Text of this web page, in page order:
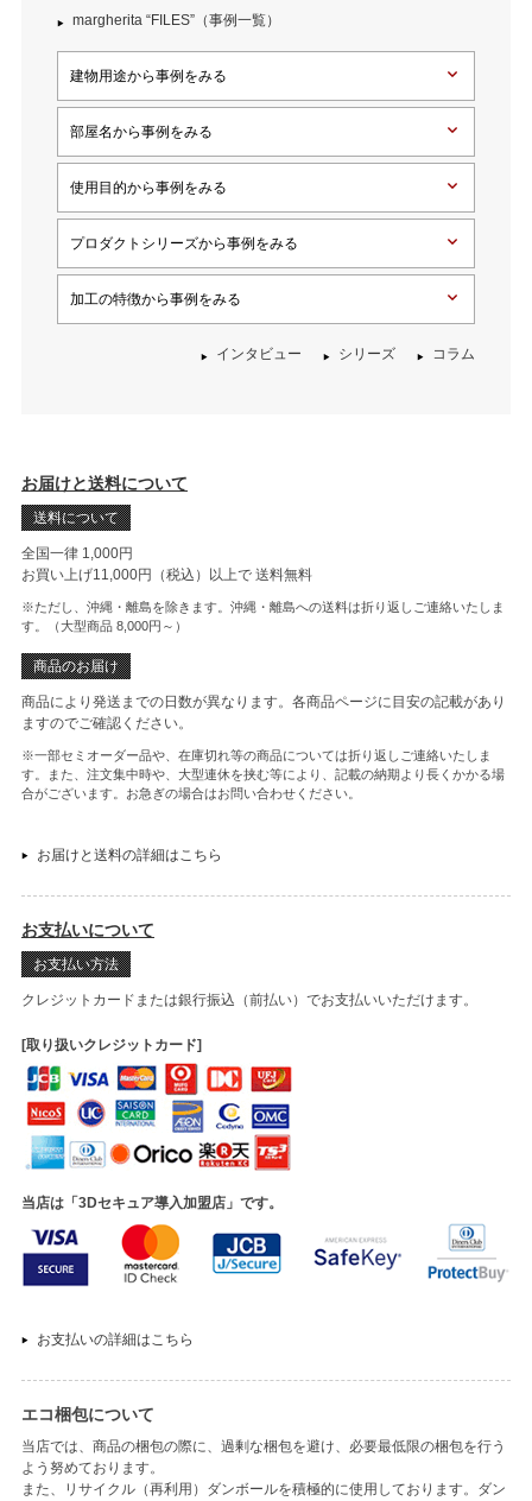
margherita “FILES”（事例一覧）
建物用途から事例をみる
部屋名から事例をみる
使用目的から事例をみる
プロダクトシリーズから事例をみる
加工の特徴から事例をみる
インタビュー シリーズ コラム
お届けと送料について
送料について
全国一律 1,000円
お買い上げ11,000円（税込）以上で 送料無料
※ただし、沖縄・離島を除きます。沖縄・離島への送料は折り返しご連絡いたしま
す。（大型商品 8,000円～）
商品のお届け
商品により発送までの日数が異なります。各商品ページに目安の記載があり
ますのでご確認ください。
※一部セミオーダー品や、在庫切れ等の商品については折り返しご連絡いたしま
す。また、注文集中時や、大型連休を挟む等により、記載の納期より長くかかる場
合がございます。お急ぎの場合はお問い合わせください。
お届けと送料の詳細はこちら
お支払いについて
お支払い方法
クレジットカードまたは銀行振込（前払い）でお支払いいただけます。
[取り扱いクレジットカード]
当店は「3Dセキュア導入加盟店」です。
お支払いの詳細はこちら
エコ梱包について
当店では、商品の梱包の際に、過剰な梱包を避け、必要最低限の梱包を行う
よう努めております。
また、リサイクル（再利用）ダンボールを積極的に使用しております。ダン